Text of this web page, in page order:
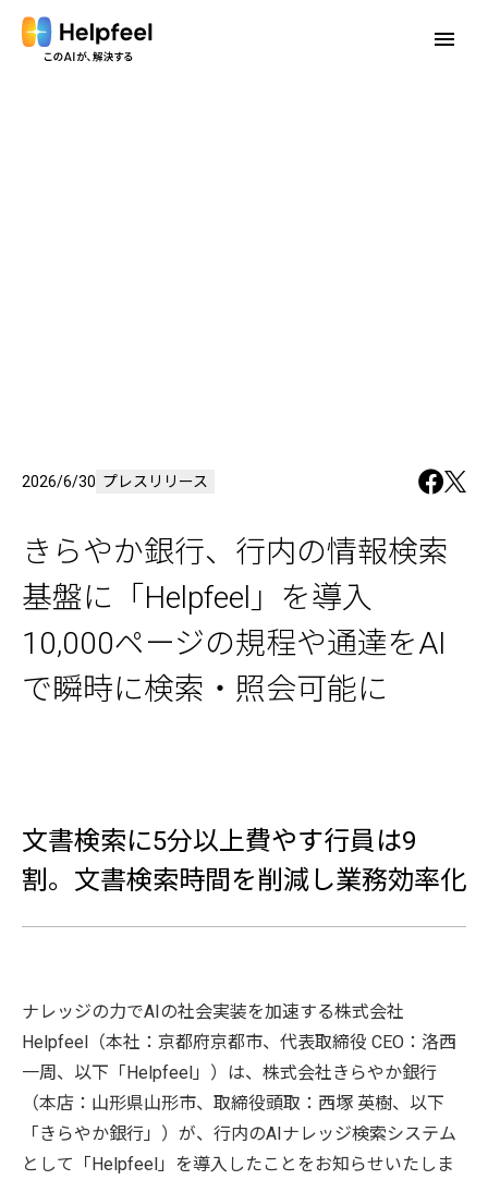
menu
2026/6/30 プレスリリース
きらやか銀行、行内の情報検索
基盤に「Helpfeel」を導入
10,000ページの規程や通達をAI
で瞬時に検索・照会可能に
文書検索に5分以上費やす行員は9
割。文書検索時間を削減し業務効率化
ナレッジの力でAIの社会実装を加速する株式会社
Helpfeel（本社：京都府京都市、代表取締役 CEO：洛西
一周、以下「Helpfeel」）は、株式会社きらやか銀行
（本店：山形県山形市、取締役頭取：西塚 英樹、以下
「きらやか銀行」）が、行内のAIナレッジ検索システム
として「Helpfeel」を導入したことをお知らせいたしま